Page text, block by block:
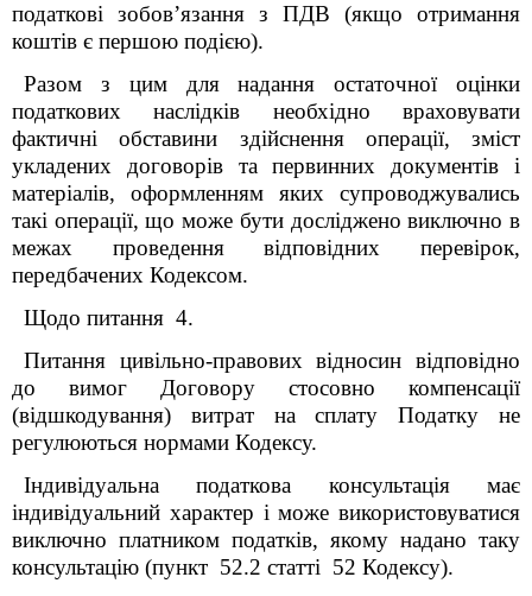
податкові зобов’язання з ПДВ (якщо отримання
коштів є першою подією).
Разом з цим для надання остаточної оцінки
податкових наслідків необхідно враховувати
фактичні обставини здійснення операції, зміст
укладених договорів та первинних документів і
матеріалів, оформленням яких супроводжувались
такі операції, що може бути досліджено виключно в
межах проведення відповідних перевірок,
передбачених Кодексом.
Щодо питання 4.
Питання цивільно-правових відносин відповідно
до вимог Договору стосовно компенсації
(відшкодування) витрат на сплату Податку не
регулюються нормами Кодексу.
Індивідуальна податкова консультація має
індивідуальний характер і може використовуватися
виключно платником податків, якому надано таку
консультацію (пункт 52.2 статті 52 Кодексу).